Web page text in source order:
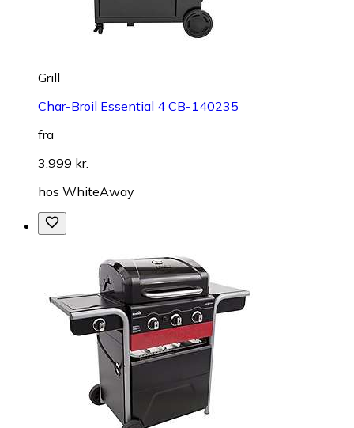
Grill
Char-Broil Essential 4 CB-140235
fra
3.999 kr.
hos WhiteAway